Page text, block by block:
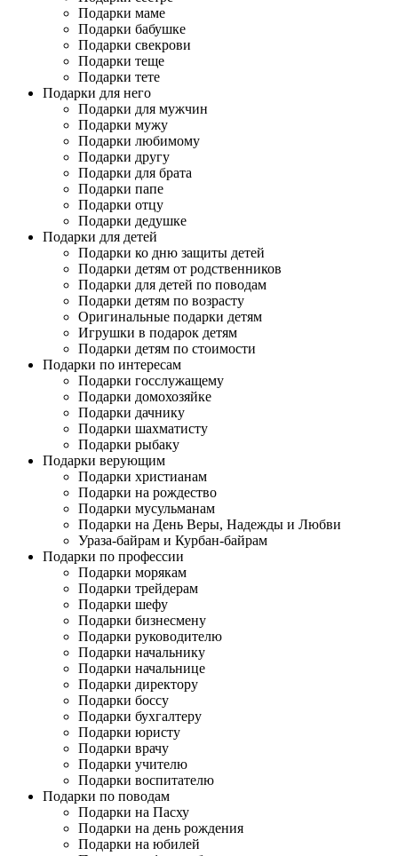
Подарки маме
Подарки бабушке
Подарки свекрови
Подарки теще
Подарки тете
Подарки для него
Подарки для мужчин
Подарки мужу
Подарки любимому
Подарки другу
Подарки для брата
Подарки папе
Подарки отцу
Подарки дедушке
Подарки для детей
Подарки ко дню защиты детей
Подарки детям от родственников
Подарки для детей по поводам
Подарки детям по возрасту
Оригинальные подарки детям
Игрушки в подарок детям
Подарки детям по стоимости
Подарки по интересам
Подарки госслужащему
Подарки домохозяйке
Подарки дачнику
Подарки шахматисту
Подарки рыбаку
Подарки верующим
Подарки христианам
Подарки на рождество
Подарки мусульманам
Подарки на День Веры, Надежды и Любви
Ураза-байрам и Курбан-байрам
Подарки по профессии
Подарки морякам
Подарки трейдерам
Подарки шефу
Подарки бизнесмену
Подарки руководителю
Подарки начальнику
Подарки начальнице
Подарки директору
Подарки боссу
Подарки бухгалтеру
Подарки юристу
Подарки врачу
Подарки учителю
Подарки воспитателю
Подарки по поводам
Подарки на Пасху
Подарки на день рождения
Подарки на юбилей